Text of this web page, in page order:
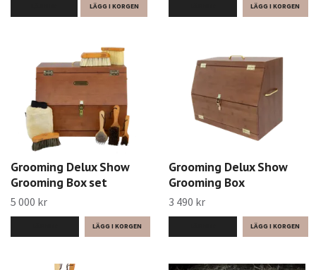
LÄGG I KORGEN
Grooming Delux Show
Grooming Box set
5 000 kr
Grooming Delux Show
Grooming Box
3 490 kr